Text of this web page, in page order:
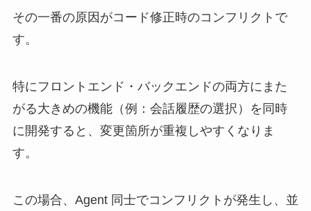
その一番の原因がコード修正時のコンフリクトで
す。
特にフロントエンド・バックエンドの両方にまた
がる大きめの機能（例：会話履歴の選択）を同時
に開発すると、変更箇所が重複しやすくなりま
す。
この場合、Agent 同士でコンフリクトが発生し、並